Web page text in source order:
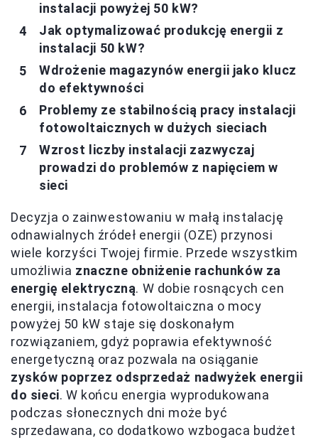
instalacji powyżej 50 kW?
Jak optymalizować produkcję energii z
instalacji 50 kW?
Wdrożenie magazynów energii jako klucz
do efektywności
Problemy ze stabilnością pracy instalacji
fotowoltaicznych w dużych sieciach
Wzrost liczby instalacji zazwyczaj
prowadzi do problemów z napięciem w
sieci
Decyzja o zainwestowaniu w małą instalację
odnawialnych źródeł energii (OZE) przynosi
wiele korzyści Twojej firmie. Przede wszystkim
umożliwia znaczne obniżenie rachunków za
energię elektryczną. W dobie rosnących cen
energii, instalacja fotowoltaiczna o mocy
powyżej 50 kW staje się doskonałym
rozwiązaniem, gdyż poprawia efektywność
energetyczną oraz pozwala na osiąganie
zysków poprzez odsprzedaż nadwyżek energii
do sieci. W końcu energia wyprodukowana
podczas słonecznych dni może być
sprzedawana, co dodatkowo wzbogaca budżet